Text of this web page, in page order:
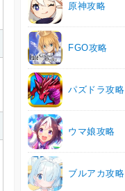
原神攻略
FGO攻略
パズドラ攻略
ウマ娘攻略
ブルアカ攻略